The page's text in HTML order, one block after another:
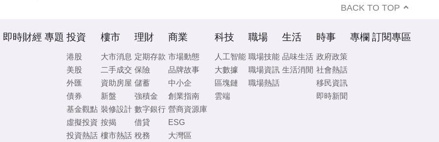
BACK TO TOP
即時財經 專題 投資
港股
美股
外匯
債券
基金觀點
虛擬投資
投資熱話
樓市
大市消息
二手成交
資助房屋
新盤
裝修設計
按揭
樓市熱話
理財
定期存款
保險
儲蓄
強積金
數字銀行
借貸
稅務
商業
市場動態
品牌故事
中小企
創業指南
營商資源庫
ESG
大灣區
科技
人工智能
大數據
區塊鏈
雲端
職場
職場技能
職場資訊
職場熱話
生活
品味生活
生活消閒
時事
政府政策
社會熱話
移民資訊
即時新聞
專欄 訂閱專區